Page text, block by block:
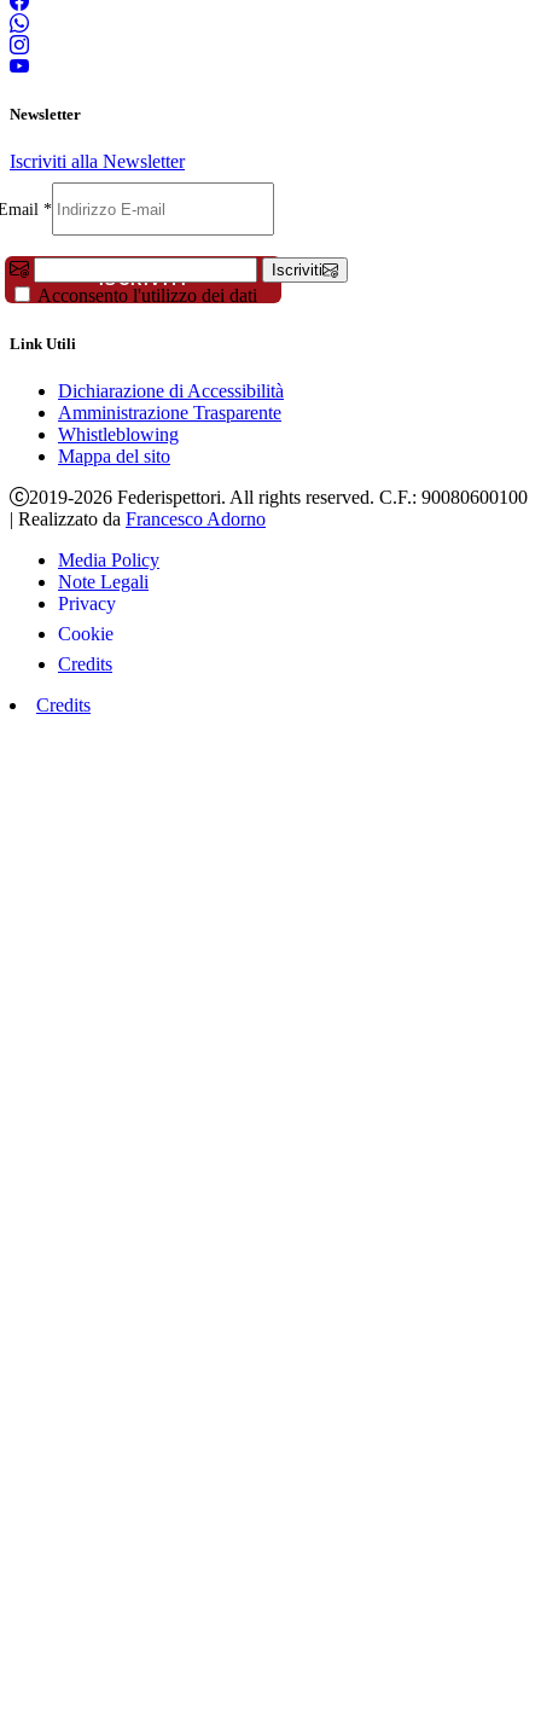
Newsletter
Iscriviti alla Newsletter
*
ISCRIVITI
Iscriviti
Acconsento l'utilizzo dei dati
Link Utili
Dichiarazione di Accessibilità
Amministrazione Trasparente
Whistleblowing
Mappa del sito
2019-2026 Federispettori. All rights reserved. C.F.: 90080600100
| Realizzato da Francesco Adorno
Media Policy
Note Legali
Privacy
Cookie
Credits
Credits